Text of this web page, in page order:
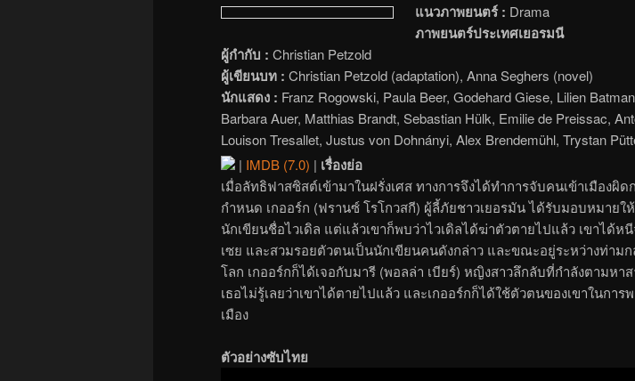
แนวภาพยนตร์ : Drama
ภาพยนตร์ประเทศเยอรมนี
ผู้กำกับ : Christian Petzold
ผู้เขียนบท : Christian Petzold (adaptation), Anna Seghers (novel)
นักแสดง : Franz Rogowski, Paula Beer, Godehard Giese, Lilien
Barbara Auer, Matthias Brandt, Sebastian Hülk, Emilie de Preissac,
Louison Tresallet, Justus von Dohnányi, Alex Brendemühl, Trystan
| IMDB (7.0) | เรื่องย่อ
เมื่อลัทธิฟาสซิสต์เข้ามาในฝรั่งเศส ทางการจึงได้ทำการจับคนเข้าเมืองผิ
กำหนด เกออร์ก (ฟรานซ์ โรโกวสกี) ผู้ลี้ภัยชาวเยอรมัน ได้รับมอบหมายใ
นักเขียนชื่อไวเดิล แต่แล้วเขาก็พบว่าไวเดิลได้ฆ่าตัวตายไปแล้ว เขาได้ห
เซย และสวมรอยตัวตนเป็นนักเขียนคนดังกล่าว และขณะอยู่ระหว่างท่าม
โลก เกออร์กก็ได้เจอกับมารี (พอลล่า เบียร์) หญิงสาวลึกลับที่กำลังตามหา
เธอไม่รู้เลยว่าเขาได้ตายไปแล้ว และเกออร์กก็ได้ใช้ตัวตนของเขาในกา
เมือง
ตัวอย่างซับไทย